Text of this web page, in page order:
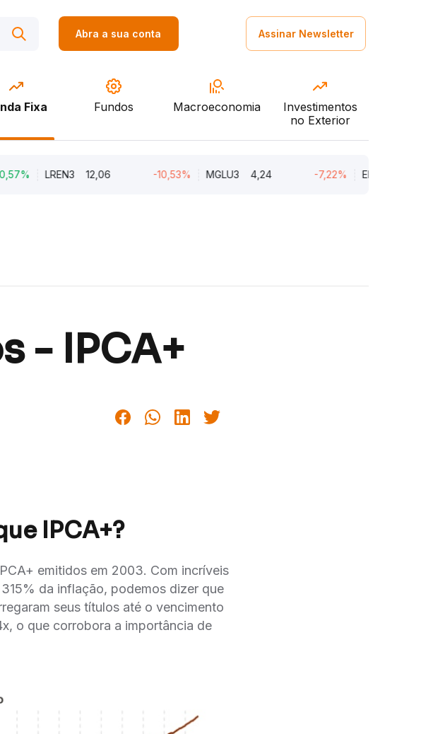
Abra a sua conta Assinar Newsletter
Fixa Fundos Macroeconomia
Investimentos
no Exterior
LREN3 12,06 -10,53% MGLU3 4,24 -7,22% ENGI11
- IPCA+
IPCA+?
emitidos em 2003. Com incríveis
da inflação, podemos dizer que
seus títulos até o vencimento
o que corrobora a importância de